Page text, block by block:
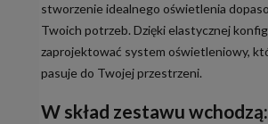
stworzenie idealnego oświetlenia
Twoich potrzeb. Dzięki elastycznej
zaprojektować system oświetleniowy,
pasuje do Twojej przestrzeni.
W skład zestawu wchodzą: